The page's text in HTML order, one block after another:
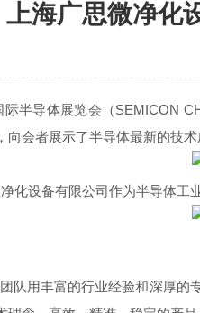
上海广思微净化
际半导体展览会（SEMICON
向会者展示了半导体最新的技
化设备有限公司作为半导体
队用丰富的行业经验和深厚